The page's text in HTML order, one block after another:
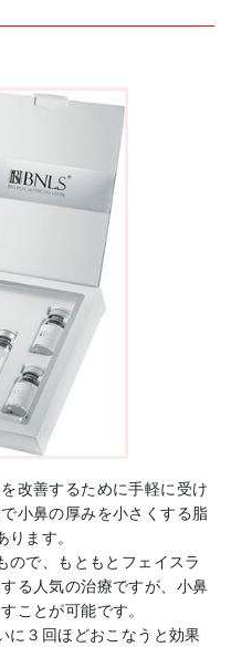
改善するために手軽に受け
小鼻の厚みを小さくする脂
ます。
ので、もともとフェイスラ
る人気の治療ですが、小鼻
ことが可能です。
に３回ほどおこなうと効果